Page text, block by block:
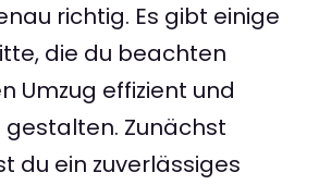
richtig. Es gibt einige
die du beachten
Umzug effizient und
gestalten. Zunächst
du ein zuverlässiges